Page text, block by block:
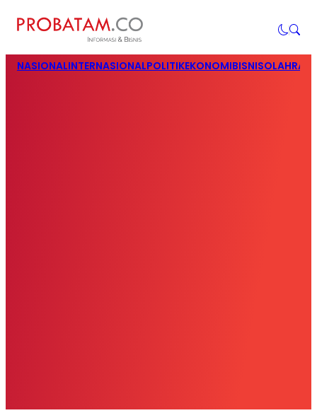
NASIONALINTERNASIONALPOLITIKEKONOMIBISNIS